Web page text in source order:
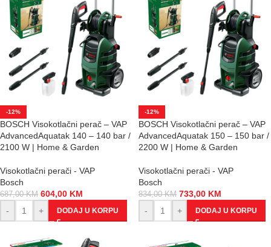
-12%
BOSCH Visokotlačni perač – VAP
AdvancedAquatak 140 – 140 bar /
2100 W | Home & Garden
Visokotlačni perači - VAP
Bosch
687,00KM 604,00 KM
-
+ DODAJ U KORPU
-12%
BOSCH Visokotlačni perač – VAP
AdvancedAquatak 150 – 150 bar /
2200 W | Home & Garden
Visokotlačni perači - VAP
Bosch
834,00KM 733,00 KM
-
+ DODAJ U KORPU